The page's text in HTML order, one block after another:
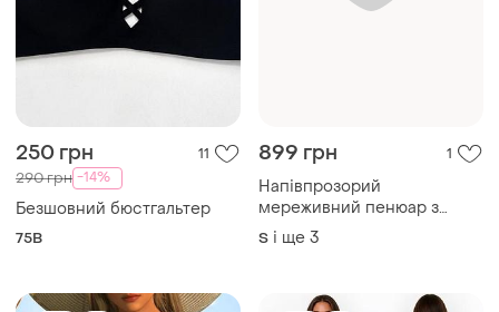
250 грн 11
290 грн -14%
Безшовний бюстгальтер
75B
899 грн 1
Напівпрозорий
мереживний пенюар з
трусиками та панчохами,
do4076
S і ще 3